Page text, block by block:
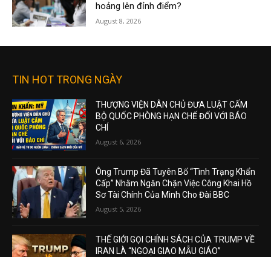
hoảng lên đỉnh điểm?
August 8, 2026
TIN HOT TRONG NGÀY
THƯỢNG VIỆN DÂN CHỦ ĐƯA LUẬT CẤM
BỘ QUỐC PHÒNG HẠN CHẾ ĐỐI VỚI BÁO
CHÍ
August 6, 2026
Ông Trump Đã Tuyên Bố “Tình Trạng Khẩn
Cấp” Nhằm Ngăn Chặn Việc Công Khai Hồ
Sơ Tài Chính Của Mình Cho Đài BBC
August 5, 2026
THẾ GIỚI GỌI CHÍNH SÁCH CỦA TRUMP VỀ
IRAN LÀ “NGOẠI GIAO MẪU GIÁO”